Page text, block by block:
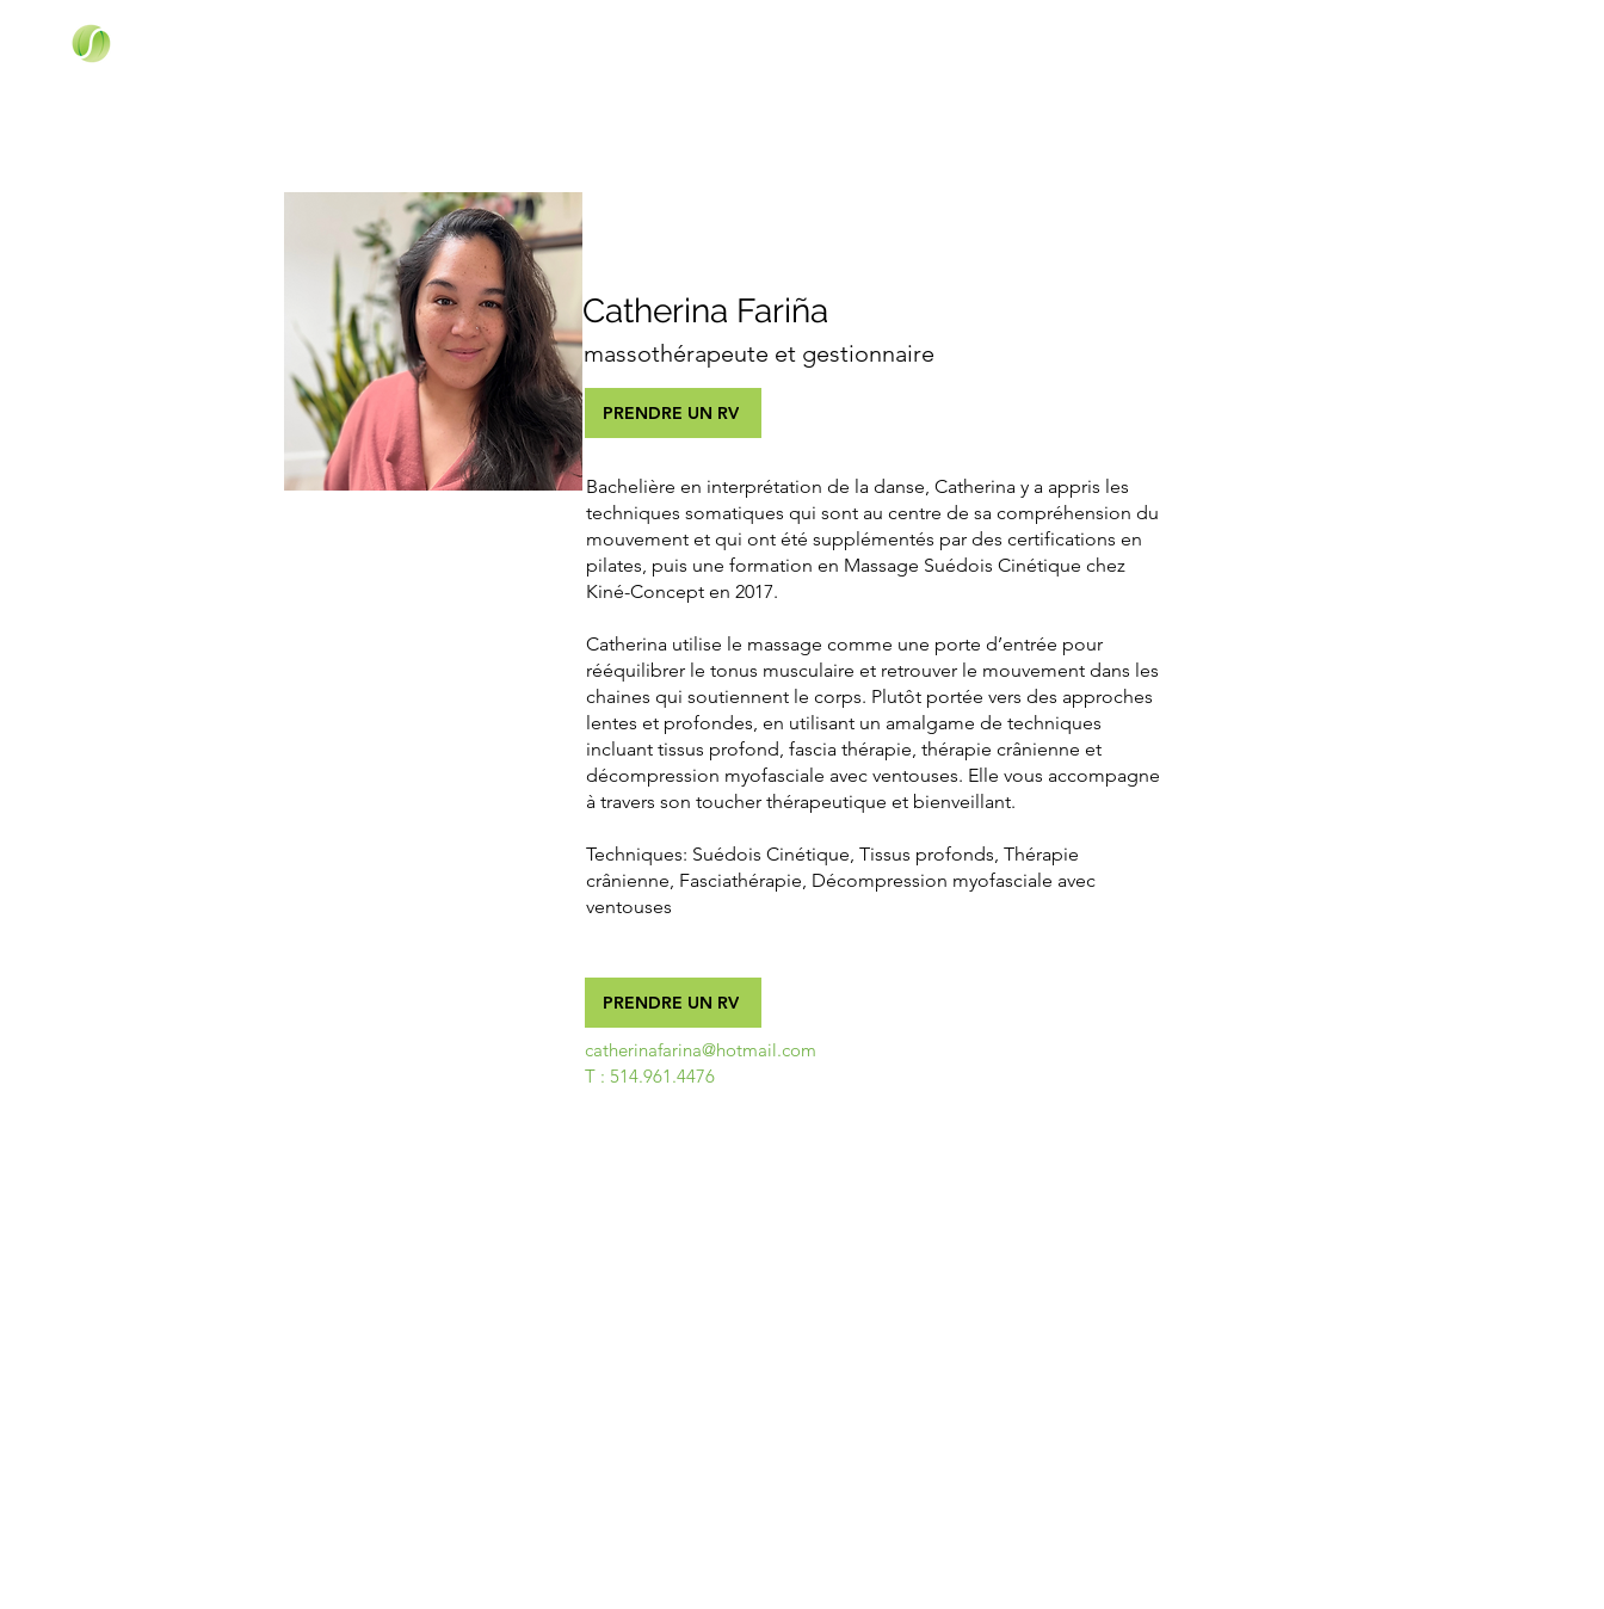
Catherina Fariña
massothérapeute et gestionnaire
PRENDRE UN RV
Bachelière en interprétation de la danse, Catherina y a appris les
techniques somatiques qui sont au centre de sa compréhension du
mouvement et qui ont été supplémentés par des certifications en
pilates, puis une formation en Massage Suédois Cinétique chez
Kiné-Concept en 2017.
Catherina utilise le massage comme une porte d’entrée pour
rééquilibrer le tonus musculaire et retrouver le mouvement dans les
chaines qui soutiennent le corps. Plutôt portée vers des approches
lentes et profondes, en utilisant un amalgame de techniques
incluant tissus profond, fascia thérapie, thérapie crânienne et
décompression myofasciale avec ventouses. Elle vous accompagne
à travers son toucher thérapeutique et bienveillant.
Techniques: Suédois Cinétique, Tissus profonds, Thérapie
crânienne, Fasciathérapie, Décompression myofasciale avec
ventouses
PRENDRE UN RV
catherinafarina@hotmail.com
T : 514.961.4476